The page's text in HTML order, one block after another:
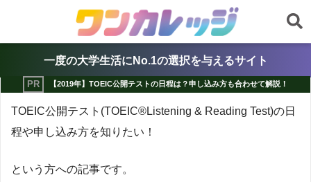
一度の大学生活にNo.1の選択を与えるサイト
【2019年】TOEIC公開テストの日程は？申し込み方も合わせて解説！
TOEIC公開テスト(TOEIC®︎Listening & Reading Test)の日
程や申し込み方を知りたい！
という方への記事です。